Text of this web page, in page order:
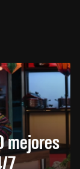
mejores
7